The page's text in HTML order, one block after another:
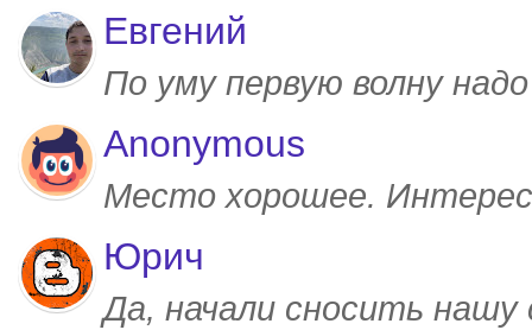
Евгений
По уму первую волну
Anonymous
Место хорошее.
Юрич
Да, начали сносить